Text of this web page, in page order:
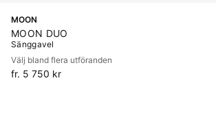
MOON
MOON DUO
Sänggavel
Välj bland flera utföranden
fr. 5 750 kr